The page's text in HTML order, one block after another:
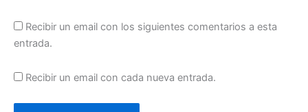
Recibir un email con los siguientes comentarios a esta
entrada.
Recibir un email con cada nueva entrada.